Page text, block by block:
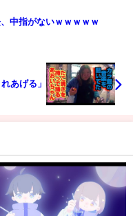
中指がないｗｗｗｗｗ
あげる」